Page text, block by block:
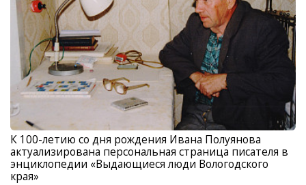
К 100-летию со дня рождения Ивана Полуянова
актуализирована персональная страница писателя в
энциклопедии «Выдающиеся люди Вологодского
края»